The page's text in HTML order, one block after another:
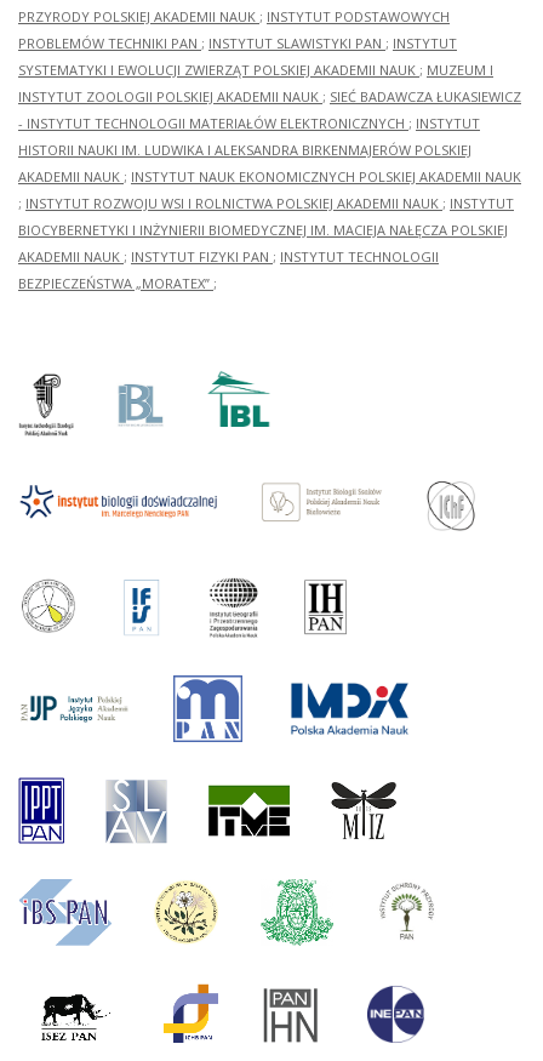
PRZYRODY POLSKIEJ AKADEMII NAUK ; INSTYTUT PODSTAWOWYCH
PROBLEMÓW TECHNIKI PAN ; INSTYTUT SLAWISTYKI PAN ; INSTYTUT
SYSTEMATYKI I EWOLUCJI ZWIERZĄT POLSKIEJ AKADEMII NAUK ; MUZEUM I
INSTYTUT ZOOLOGII POLSKIEJ AKADEMII NAUK ; SIEĆ BADAWCZA ŁUKASIEWICZ
- INSTYTUT TECHNOLOGII MATERIAŁÓW ELEKTRONICZNYCH ; INSTYTUT
HISTORII NAUKI IM. LUDWIKA I ALEKSANDRA BIRKENMAJERÓW POLSKIEJ
AKADEMII NAUK ; INSTYTUT NAUK EKONOMICZNYCH POLSKIEJ AKADEMII NAUK
; INSTYTUT ROZWOJU WSI I ROLNICTWA POLSKIEJ AKADEMII NAUK ; INSTYTUT
BIOCYBERNETYKI I INŻYNIERII BIOMEDYCZNEJ IM. MACIEJA NAŁĘCZA POLSKIEJ
AKADEMII NAUK ; INSTYTUT FIZYKI PAN ; INSTYTUT TECHNOLOGII
BEZPIECZEŃSTWA „MORATEX” ;